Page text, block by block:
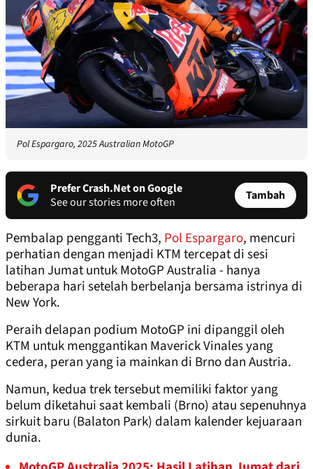
Pol Espargaro, 2025 Australian MotoGP
Prefer Crash.Net on Google
See our stories more often
Tambah
Pembalap pengganti Tech3, Pol Espargaro, mencuri
perhatian dengan menjadi KTM tercepat di sesi
latihan Jumat untuk MotoGP Australia - hanya
beberapa hari setelah berbelanja bersama istrinya di
New York.
Peraih delapan podium MotoGP ini dipanggil oleh
KTM untuk menggantikan Maverick Vinales yang
cedera, peran yang ia mainkan di Brno dan Austria.
Namun, kedua trek tersebut memiliki faktor yang
belum diketahui saat kembali (Brno) atau sepenuhnya
sirkuit baru (Balaton Park) dalam kalender kejuaraan
dunia.